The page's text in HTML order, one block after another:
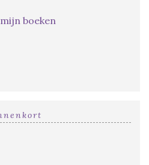
boeken